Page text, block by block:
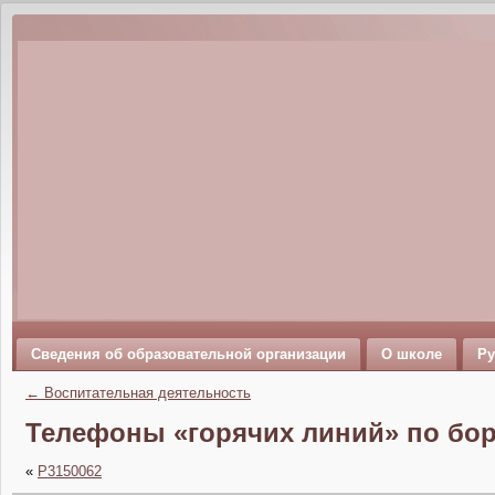
Сведения об образовательной организации О школе
← Воспитательная деятельность
Телефоны «горячих линий» по
« P3150062